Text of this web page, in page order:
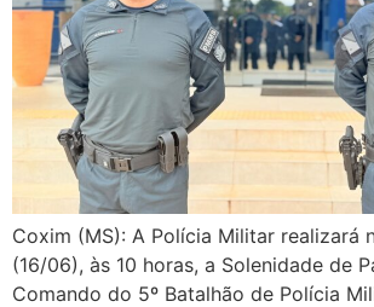
Coxim (MS): A Polícia Militar realizará
(16/06), às 10 horas, a Solenidade de
Comando do 5º Batalhão de Polícia